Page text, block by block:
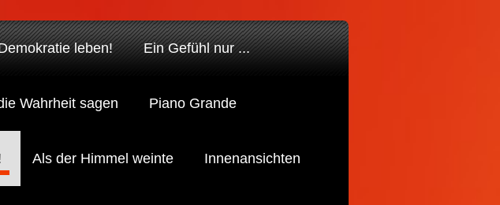
leben! Ein Gefühl nur ...
Wahrheit sagen Piano Grande
Als der Himmel weinte Innenansichten